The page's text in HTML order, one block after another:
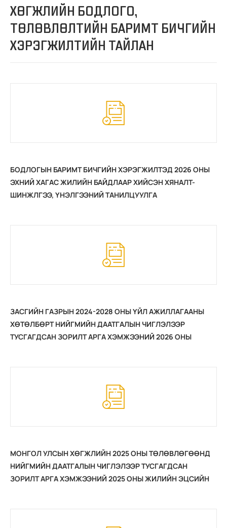
ХӨГЖЛИЙН БОДЛОГО,
ТӨЛӨВЛӨЛТИЙН БАРИМТ БИЧГИЙН
ХЭРЭГЖИЛТИЙН ТАЙЛАН
БОДЛОГЫН БАРИМТ БИЧГИЙН ХЭРЭГЖИЛТЭД 2026 ОНЫ
ЭХНИЙ ХАГАС ЖИЛИЙН БАЙДЛААР ХИЙСЭН ХЯНАЛТ-
ШИНЖЛГЭЭ, ҮНЭЛГЭЭНИЙ ТАНИЛЦУУЛГА
ЗАСГИЙН ГАЗРЫН 2024-2028 ОНЫ ҮЙЛ АЖИЛЛАГААНЫ
ХӨТӨЛБӨРТ НИЙГМИЙН ДААТГАЛЫН ЧИГЛЭЛЭЭР
ТУСГАГДСАН ЗОРИЛТ АРГА ХЭМЖЭЭНИЙ 2026 ОНЫ
МОНГОЛ УЛСЫН ХӨГЖЛИЙН 2025 ОНЫ ТӨЛӨВЛӨГӨӨНД
НИЙГМИЙН ДААТГАЛЫН ЧИГЛЭЛЭЭР ТУСГАГДСАН
ЗОРИЛТ АРГА ХЭМЖЭЭНИЙ 2025 ОНЫ ЖИЛИЙН ЭЦСИЙН